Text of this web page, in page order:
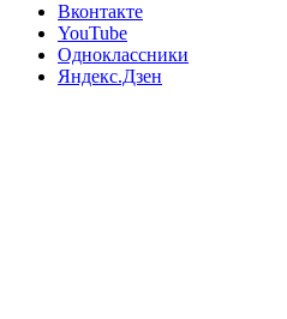
Вконтакте
YouTube
Одноклассники
Яндекс.Дзен